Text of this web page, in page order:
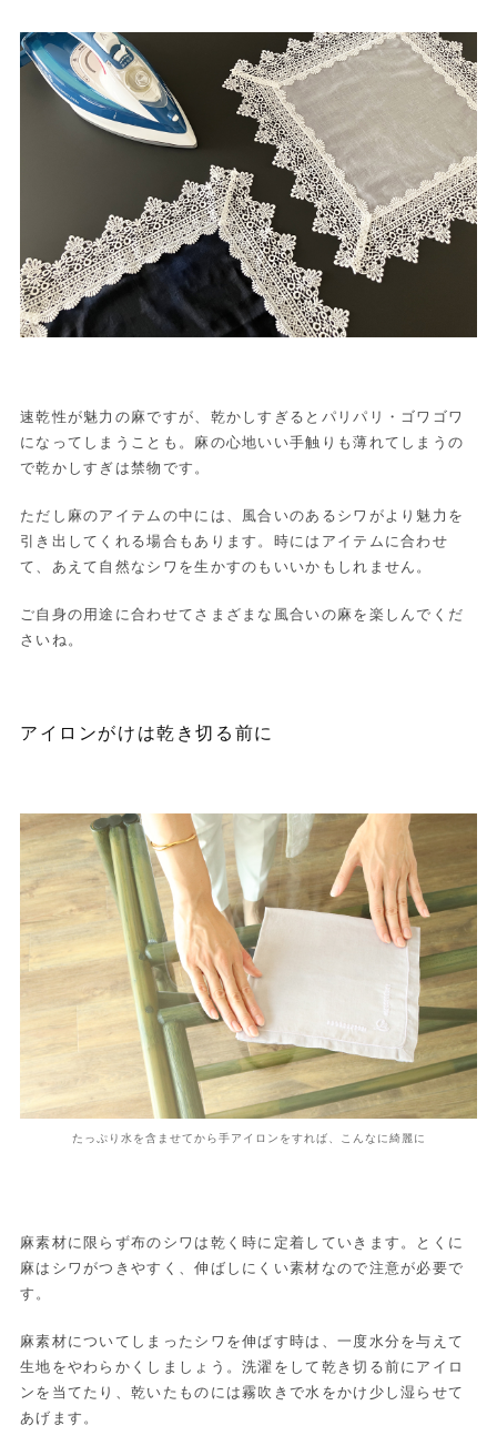
速乾性が魅力の麻ですが、乾かしすぎるとパリパリ・ゴワゴワ
になってしまうことも。麻の心地いい手触りも薄れてしまうの
で乾かしすぎは禁物です。
ただし麻のアイテムの中には、風合いのあるシワがより魅力を
引き出してくれる場合もあります。時にはアイテムに合わせ
て、あえて自然なシワを生かすのもいいかもしれません。
ご自身の用途に合わせてさまざまな風合いの麻を楽しんでくだ
さいね。
アイロンがけは乾き切る前に
たっぷり水を含ませてから手アイロンをすれば、こんなに綺麗に
麻素材に限らず布のシワは乾く時に定着していきます。とくに
麻はシワがつきやすく、伸ばしにくい素材なので注意が必要で
す。
麻素材についてしまったシワを伸ばす時は、一度水分を与えて
生地をやわらかくしましょう。洗濯をして乾き切る前にアイロ
ンを当てたり、乾いたものには霧吹きで水をかけ少し湿らせて
あげます。